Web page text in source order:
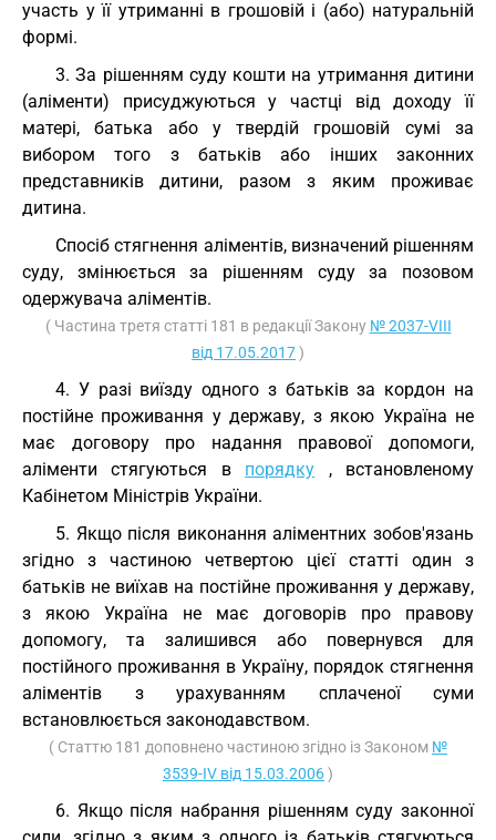
участь у її утриманні в грошовій і (або) натуральній
формі.
3. За рішенням суду кошти на утримання дитини
(аліменти) присуджуються у частці від доходу її
матері, батька або у твердій грошовій сумі за
вибором того з батьків або інших законних
представників дитини, разом з яким проживає
дитина.
Спосіб стягнення аліментів, визначений рішенням
суду, змінюється за рішенням суду за позовом
одержувача аліментів.
( Частина третя статті 181 в редакції Закону № 2037-VIII
від 17.05.2017)
4. У разі виїзду одного з батьків за кордон на
постійне проживання у державу, з якою Україна не
має договору про надання правової допомоги,
аліменти стягуються в порядку , встановленому
Кабінетом Міністрів України.
5. Якщо після виконання аліментних зобов'язань
згідно з частиною четвертою цієї статті один з
батьків не виїхав на постійне проживання у державу,
з якою Україна не має договорів про правову
допомогу, та залишився або повернувся для
постійного проживання в Україну, порядок стягнення
аліментів з урахуванням сплаченої суми
встановлюється законодавством.
( Статтю 181 доповнено частиною згідно із Законом №
3539-IV від 15.03.2006)
6. Якщо після набрання рішенням суду законної